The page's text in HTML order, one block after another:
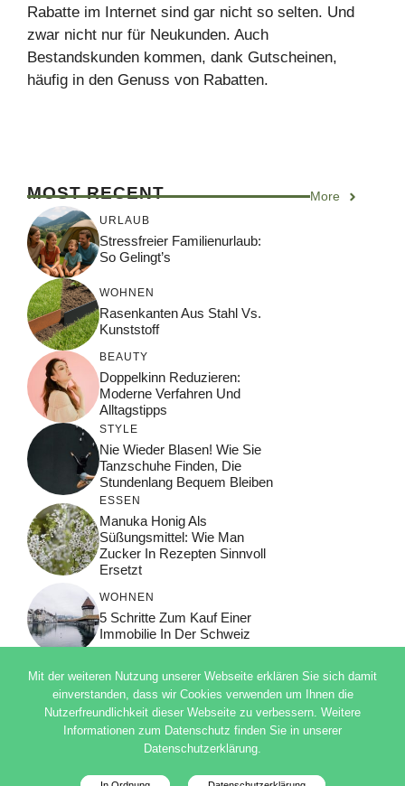
Rabatte im Internet sind gar nicht so selten. Und
zwar nicht nur für Neukunden. Auch
Bestandskunden kommen, dank Gutscheinen,
häufig in den Genuss von Rabatten.
MOST RECENT More
URLAUB
Stressfreier Familienurlaub:
So Gelingt’s
WOHNEN
Rasenkanten Aus Stahl Vs.
Kunststoff
BEAUTY
Doppelkinn Reduzieren:
Moderne Verfahren Und
Alltagstipps
STYLE
Nie Wieder Blasen! Wie Sie
Tanzschuhe Finden, Die
Stundenlang Bequem Bleiben
ESSEN
Manuka Honig Als
Süßungsmittel: Wie Man
Zucker In Rezepten Sinnvoll
Ersetzt
WOHNEN
5 Schritte Zum Kauf Einer
Immobilie In Der Schweiz
© 2026 ADSIMPLE
DATENSCHUTZERKLÄRUNG
Mit der weiteren Nutzung unserer Webseite erklären Sie sich damit
einverstanden, dass wir Cookies verwenden um Ihnen die
Nutzerfreundlichkeit dieser Webseite zu verbessern. Weitere
Informationen zum Datenschutz finden Sie in unserer
Datenschutzerklärung.